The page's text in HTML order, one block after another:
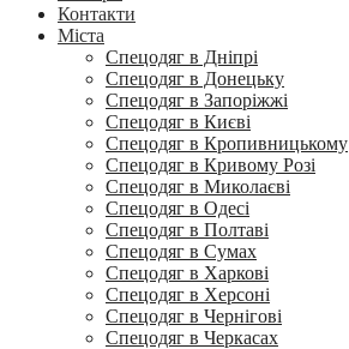
Контакти
Міста
Спецодяг в Дніпрі
Спецодяг в Донецьку
Спецодяг в Запоріжжі
Спецодяг в Києві
Спецодяг в Кропивницькому
Спецодяг в Кривому Розі
Спецодяг в Миколаєві
Спецодяг в Одесі
Спецодяг в Полтаві
Спецодяг в Сумах
Спецодяг в Харкові
Спецодяг в Херсоні
Спецодяг в Чернігові
Спецодяг в Черкасах